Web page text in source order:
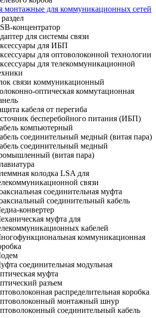
монтажные для коммуникационных сетей
концентратор
для системы связи
для ИБП
для оптоволоконной технологии
для телекоммуникационной
связи коммуникационный
оптическая коммутационная
кабеля от перегиба
бесперебойного питания (ИБП)
компьютерный
соединительный медный (витая пара)
соединительный медный
(витая пара)
колодка LSA для
связи
соединительная муфта
соединительный кабель
конвертер
муфта для
кабелей
коммуникационная
соединительная модульная
муфта
разъем
распределительная коробка
монтажный шнур
соединительный кабель